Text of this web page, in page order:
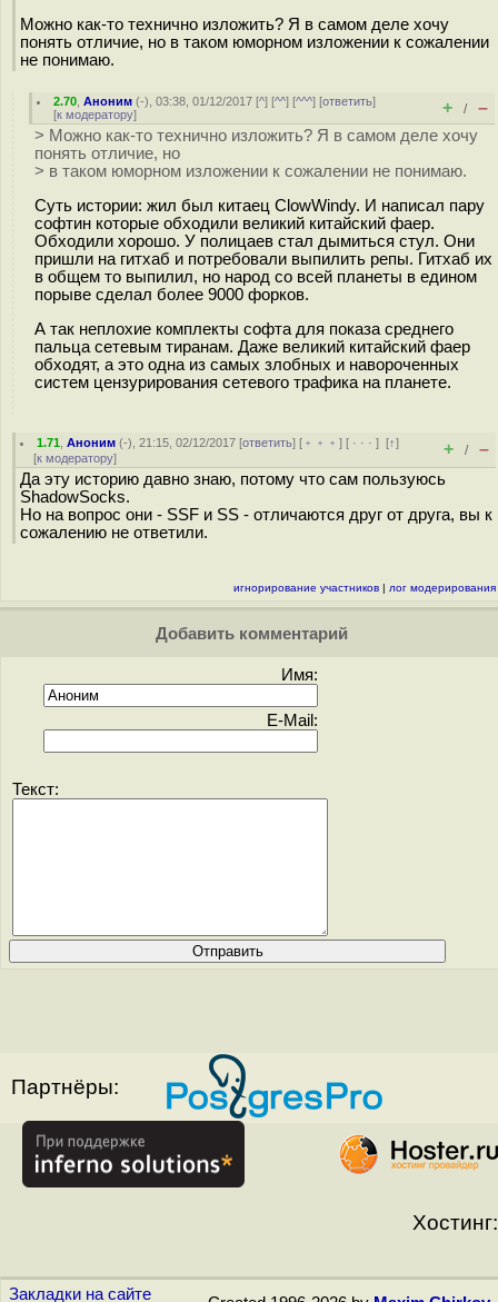
Можно как-то технично изложить? Я в самом деле хочу
понять отличие, но в таком юморном изложении к сожалении
не понимаю.
2.70 ,Аноним (-), 03:38, 01/12/2017 [^] [^^] [^^^] [ответить]
[к модератору] + / –
> Можно как-то технично изложить? Я в самом деле хочу
понять отличие, но
> в таком юморном изложении к сожалении не понимаю.
Суть истории: жил был китаец ClowWindy. И написал пару
софтин которые обходили великий китайский фаер.
Обходили хорошо. У полицаев стал дымиться стул. Они
пришли на гитхаб и потребовали выпилить репы. Гитхаб их
в общем то выпилил, но народ со всей планеты в едином
порыве сделал более 9000 форков.
А так неплохие комплекты софта для показа среднего
пальца сетевым тиранам. Даже великий китайский фаер
обходят, а это одна из самых злобных и навороченных
систем цензурирования сетевого трафика на планете.
1.71 ,Аноним (-), 21:15, 02/12/2017 [ответить] [ ﹢﹢﹢] [ · · ·][↑]
[к модератору] + / –
Да эту историю давно знаю, потому что сам пользуюсь
ShadowSocks.
Но на вопрос они - SSF и SS - отличаются друг от друга, вы к
сожалению не ответили.
игнорирование участников | лог модерирования
Добавить комментарий
Имя:
E-Mail:
Текст:
Партнёры:
Хостинг:
Закладки на сайте